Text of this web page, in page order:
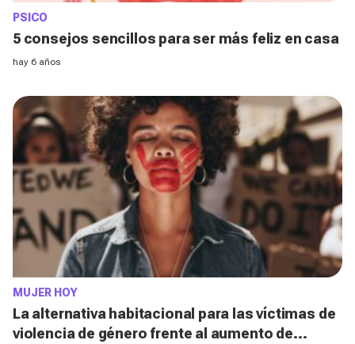
PSICO
5 consejos sencillos para ser más feliz en casa
hay 6 años
MUJER HOY
La alternativa habitacional para las víctimas de
violencia de género frente al aumento de